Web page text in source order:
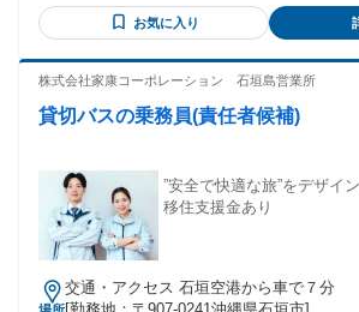
がある方 □英文でメールのやり取りが出
お客様に喜んでいただくことが好きな方
しい事にチャレンジしたい方
お気に入り
株式会社家康コーポレーション 石垣島営業所
貸切バスの乗務員(責任者候補)
”安全で快適な旅”をデザ
移住支援金あり
交通・アクセス 石垣空港から車で７分